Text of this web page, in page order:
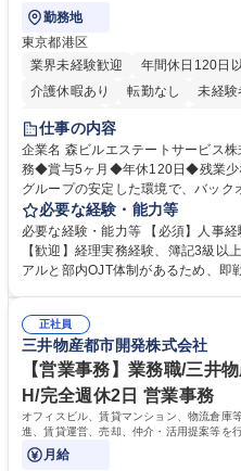
勤務地
東京都港区
業界未経験歓迎
年間休日120日
介護休暇あり
転勤なし 未経験
経験者歓迎
完全週休2日制
交通費支給 長
仕事の内容
企業名 森ビルエステートサービス株式会社 求人名 【森ビル
務◆賞与5ヶ月◆年休120日◆残業少なめ◆リモ
グループの安定した環境で、バッ
をお任せします。 労務と総務の業
度改定などのコア業務にも挑戦できる
理、給与計算、社会保険手続き、
き、社内規定の改定や人事制度改定
は部内のOJTを中心に、あなたの
でも質問・相談できる環境が整って
集職種 【森ビルG】人事・総務◆
リモート可
必要な経験・能力等
必要な経験・能力等 【必須】人事
【歓迎】経理実務経験、簿記3級以
アルと部内OJT体制があるため、即
ます。定型業務に留まらず、社内
務に挑戦できるため、自身の成長と
きます。 残業少なめ、週1日リモー
ち長期活躍できる環境です。 「こ
キャリアを築きたい」という前向き
歴・資格 学歴：大学院 大学 高専
簿記検定1級 日商簿記検定2級 日商
正社員
三井物産都市開発株式会社
【営業事務】業務職/三井
H/完全週休2日 営業事務
オフィスビル、賃貸マンション、物流倉庫
進、賃貸運営、売却、仲介・活用提案等を
ます。
月給